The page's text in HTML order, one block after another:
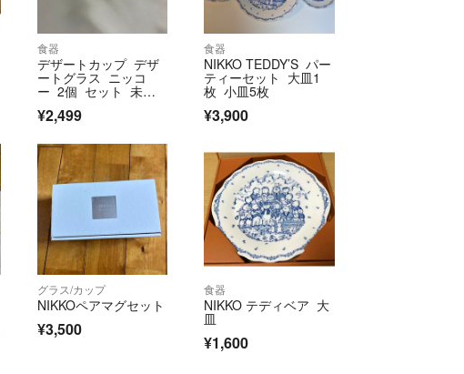
食器
デザートカップ デザ
ートグラス ニッコ
ー 2個 セット 未使
¥2,499
食器
NIKKO TEDDY’S パー
ティーセット 大皿1
枚 小皿5枚
¥3,900
グラス/カップ
NIKKOペアマグセット
¥3,500
食器
NIKKO テディベア 大
皿
¥1,600